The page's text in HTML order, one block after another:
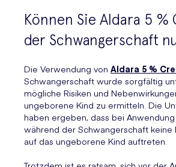
Können Sie Aldara 5 %
der Schwangerschaft
Die Verwendung von Aldara 5 %
Schwangerschaft wurde sorgfältig
mögliche Risiken und
ungeborene Kind zu ermitteln. Die
haben ergeben, dass bei
während der Schwangerschaft keine
auf das ungeborene Kind auftreten.